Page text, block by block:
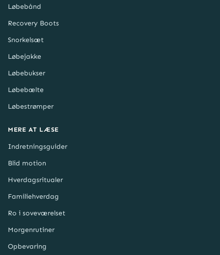
Løbebånd
Recovery Boots
Snorkelsæt
Løbejakke
Løbebukser
Løbebælte
Løbestrømper
MERE AT LÆSE
Indretningsguider
Blid motion
Hverdagsritualer
Familiehverdag
Ro i soveværelset
Morgenrutiner
Opbevaring